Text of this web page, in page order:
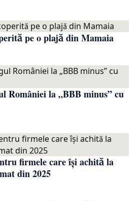
pe o plajă din Mamaia
României la „BBB minus” cu
firmele care își achită la
din 2025